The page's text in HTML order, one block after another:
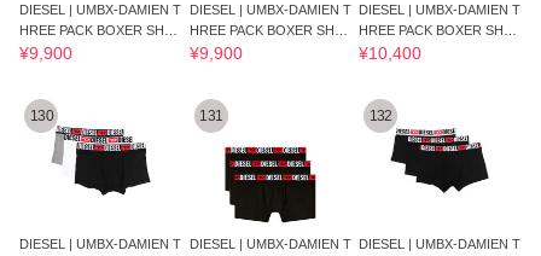
DIESEL | UMBX-DAMIEN T
HREE PACK BOXER SHO
RTS(E7201) ボクサー
¥9,900
DIESEL | UMBX-DAMIEN T
HREE PACK BOXER SHO
RTS(E7193) ボクサー
¥9,900
DIESEL | UMBX-DAMIEN T
HREE PACK BOXER SHO
RTS(E7226) ボクサー
¥10,400
130
DIESEL | UMBX-DAMIEN T
131
DIESEL | UMBX-DAMIEN T
132
DIESEL | UMBX-DAMIEN T